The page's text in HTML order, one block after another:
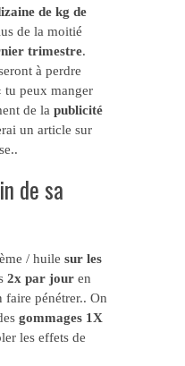
de kg de
de la moitié
trimestre.
à perdre
peux manger
de la publicité
un article sur
de sa
/ huile sur les
2x par jouren
faire pénétrer.. On
gommages 1X
les effets de